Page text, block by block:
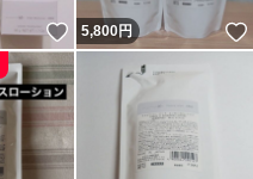
いいね！
5,800円